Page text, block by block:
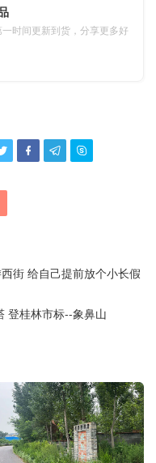
时间更新到货，分享更多好
  
街 给自己提前放个小长假
登桂林市标--象鼻山